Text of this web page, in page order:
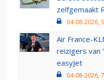
zelfgemaakt
04-08-2026,
Air France-
reizigers van
easyJet
04-08-2026,